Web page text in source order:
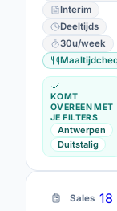
Interim
Deeltijds
30u/week
KOMT
OVEREEN MET
JE FILTERS
Antwerpen
Duitstalig
Sales 18